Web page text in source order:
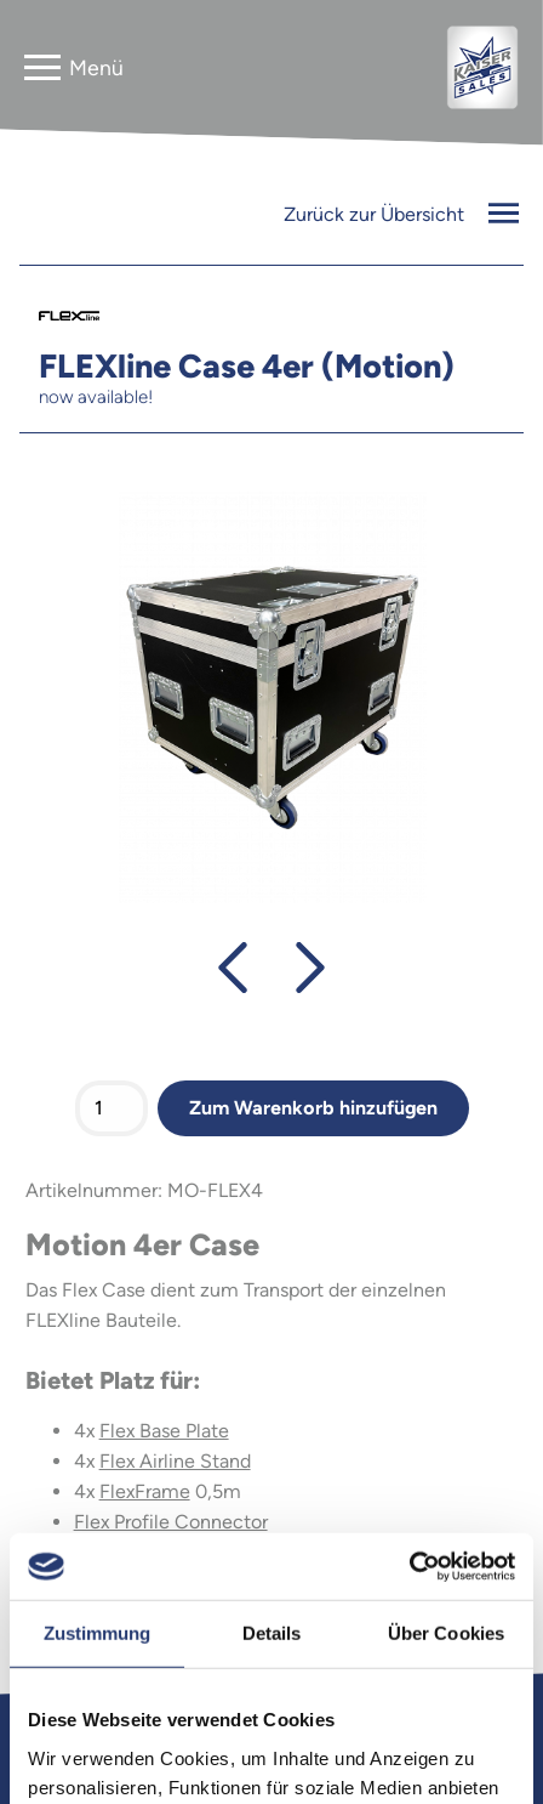
Zustimmung Details Über Cookies
Diese Webseite verwendet Cookies
Wir verwenden Cookies, um Inhalte und Anzeigen zu
personalisieren, Funktionen für soziale Medien anbieten
PG3 NEO
FLEXline
Gebrauchtverkauf
Kontakt
Zurück zur Übersicht
FLEXline Case 4er (Motion)
now available!
Zum Warenkorb hinzufügen
Artikelnummer: MO-FLEX4
Motion 4er Case
Das Flex Case dient zum Transport der einzelnen
FLEXline Bauteile.
Bietet Platz für:
4x Flex Base Plate
4x Flex Airline Stand
4x FlexFrame0,5m
Flex Profile Connector
Technische Spezifikation